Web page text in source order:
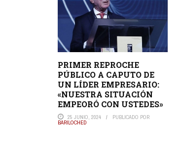
PRIMER REPROCHE
PÚBLICO A CAPUTO DE
UN LÍDER EMPRESARIO:
«NUESTRA SITUACIÓN
EMPEORÓ CON USTEDES»
25 JUNIO, 2024 PUBLICADO POR
BARILOCHED